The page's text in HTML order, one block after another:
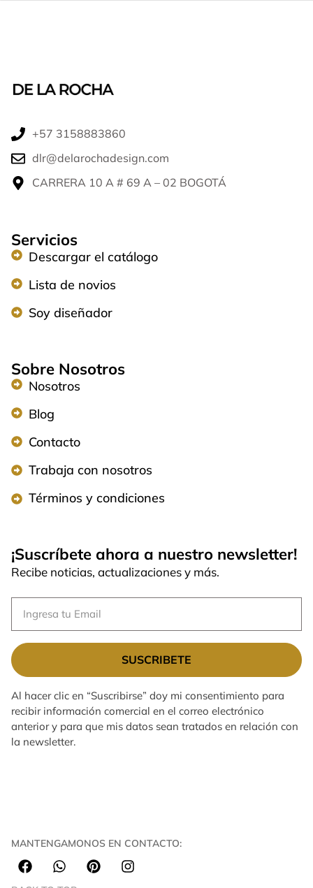
+57 3158883860​
dlr@delarochadesign.com
CARRERA 10 A # 69 A – 02 BOGOTÁ​
Servicios
Descargar el catálogo
Lista de novios
Soy diseñador
Sobre Nosotros
Nosotros
Blog
Contacto
Trabaja con nosotros
Términos y condiciones
¡Suscríbete ahora a nuestro newsletter!
Recibe noticias, actualizaciones y más.
SUSCRIBETE
Al hacer clic en “Suscribirse” doy mi consentimiento para
recibir información comercial en el correo electrónico
anterior y para que mis datos sean tratados en relación con
la newsletter.
MANTENGAMONOS EN CONTACTO: